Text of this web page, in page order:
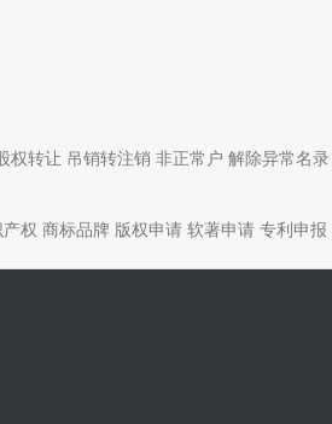
权转让 吊销转注销 非正常户 解除异常名录
权 商标品牌 版权申请 软著申请 专利申报